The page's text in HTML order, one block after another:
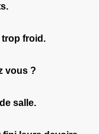
trop froid.
vous ?
salle.